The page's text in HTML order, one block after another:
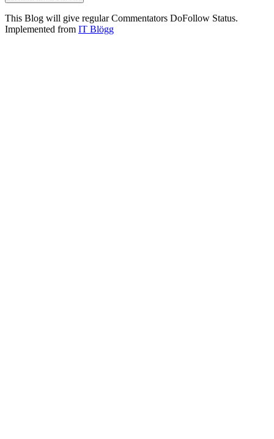
This Blog will give regular Commentators DoFollow Status.
Implemented from IT Blögg